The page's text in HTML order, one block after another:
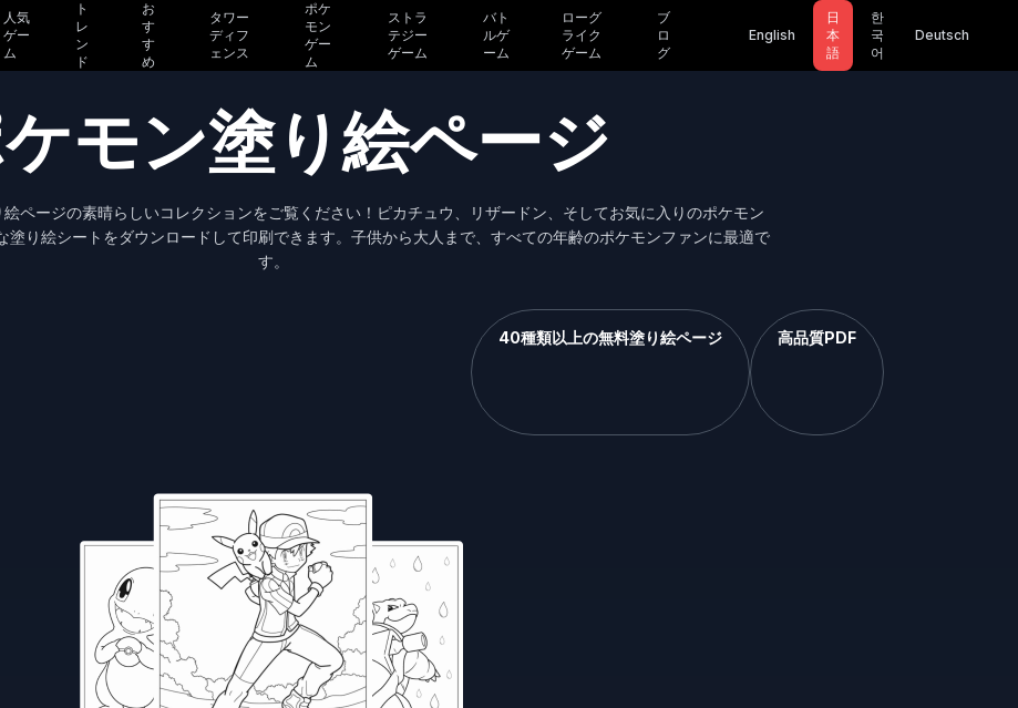
人気
ゲー
ム
ト
レ
ン
ド
お
す
す
め
タワー
ディフ
ェンス
ポケ
モン
ゲー
ム
ストラ
テジー
ゲーム
バト
ルゲ
ーム
ローグ
ライク
ゲーム
ブ
ロ
グ
English
日
本
語
한
국
어
Deutsch
モン塗り絵ページ
ページの素晴らしいコレクションをご覧ください！ピカチュウ、リザードン、そしてお気に入りのポケモン
塗り絵シートをダウンロードして印刷できます。子供から大人まで、すべての年齢のポケモンファンに最適で
す。
40種類以上の無料塗り絵ページ 高品質PDF